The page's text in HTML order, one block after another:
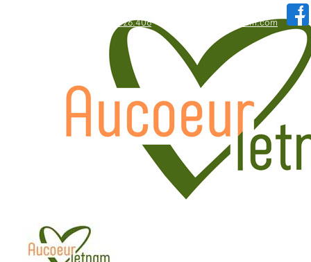
WhatsApp: +84.909.426.406 hallo@aucoeurvietnam.com